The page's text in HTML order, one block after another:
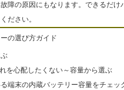
障の原因にもなります。できるだけ
ださい。
の選び方ガイド
を心配したくない～容量から選ぶ
端末の内蔵バッテリー容量をチェッ